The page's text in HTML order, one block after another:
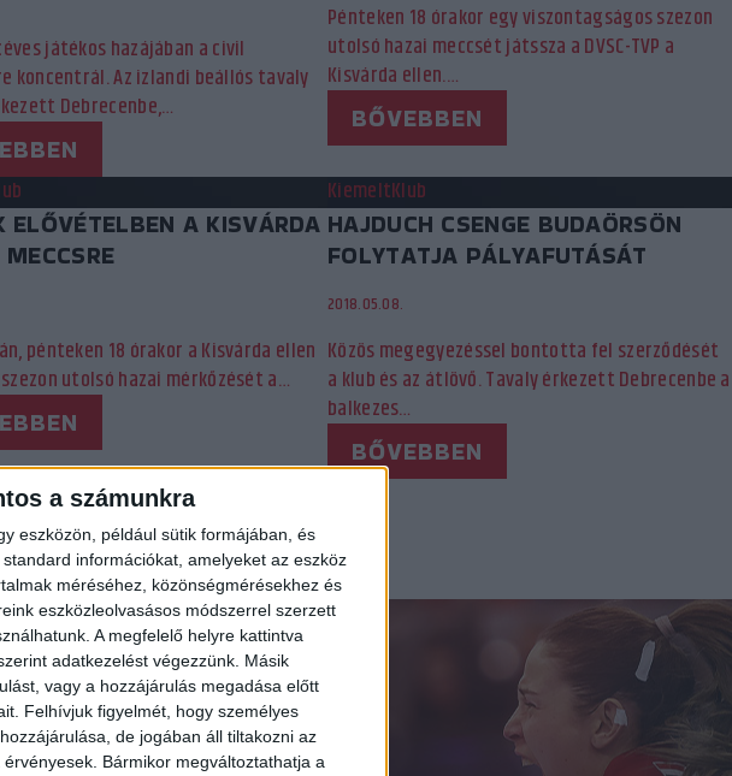
a számunkra
eszközön, például sütik formájában, és
információkat, amelyeket az eszköz
méréséhez, közönségmérésekhez és
eszközleolvasásos módszerrel szerzett
A megfelelő helyre kattintva
adatkezelést végezzünk. Másik
vagy a hozzájárulás megadása előtt
Felhívjuk figyelmét, hogy személyes
de jogában áll tiltakozni az
Bármikor megváltoztathatja a
játékos hazájában a civil
koncentrál. Az izlandi beállós tavaly
Debrecenbe,…
Pénteken 18 órakor egy viszontagságos szezon
utolsó hazai meccsét játssza a DVSC-TVP a
Kisvárda ellen.…
BŐVEBBEN
ELŐVÉTELBEN A KISVÁRDA
pénteken 18 órakor a Kisvárda ellen
utolsó hazai mérkőzését a…
KiemeltKlub
HAJDUCH CSENGE BUDAÖRSÖN
FOLYTATJA PÁLYAFUTÁSÁT
2018.05.08.
Közös megegyezéssel bontotta fel szerződését
a klub és az átlövő. Tavaly érkezett Debrecenbe a
balkezes…
BŐVEBBEN
105 106 107